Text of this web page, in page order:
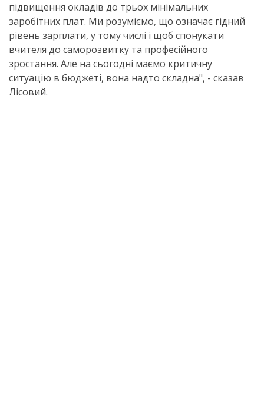
підвищення окладів до трьох мінімальних
заробітних плат. Ми розуміємо, що означає гідний
рівень зарплати, у тому числі і щоб спонукати
вчителя до саморозвитку та професійного
зростання. Але на сьогодні маємо критичну
ситуацію в бюджеті, вона надто складна", - сказав
Лісовий.